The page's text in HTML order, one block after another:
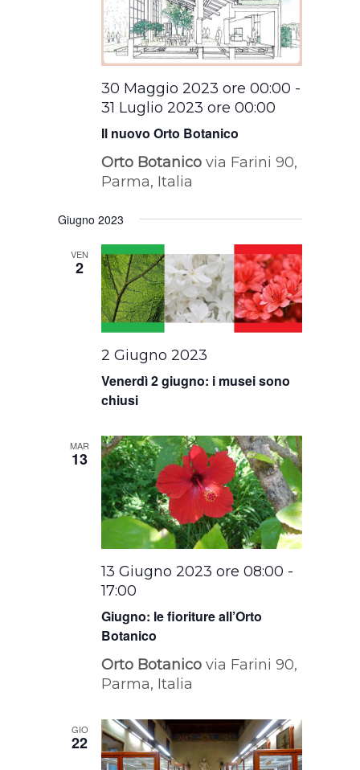
Il nuovo Orto Botanico
30 Maggio 2023 ore 00:00 -
31 Luglio 2023 ore 00:00
Orto Botanicovia Farini 90,
Parma, Italia
Giugno 2023
VEN
2
Venerdì 2 giugno: i musei sono
chiusi
2 Giugno 2023
MAR
13
Giugno: le fioriture all’Orto
Botanico
13 Giugno 2023 ore 08:00 -
17:00
Orto Botanicovia Farini 90,
Parma, Italia
GIO
22